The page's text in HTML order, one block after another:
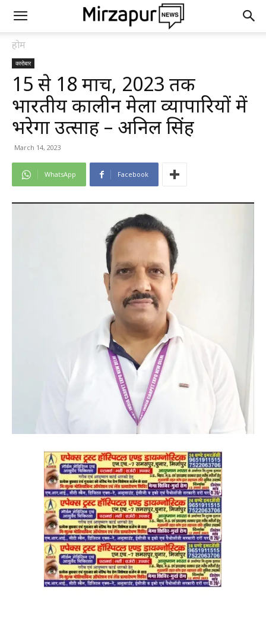
होम
कारोबार
15 से 18 मार्च, 2023 तक
भारतीय कालीन मेला व्यापारियों में
भरेगा उत्साह – अनिल सिंह
March 14, 2023
WhatsApp Facebook